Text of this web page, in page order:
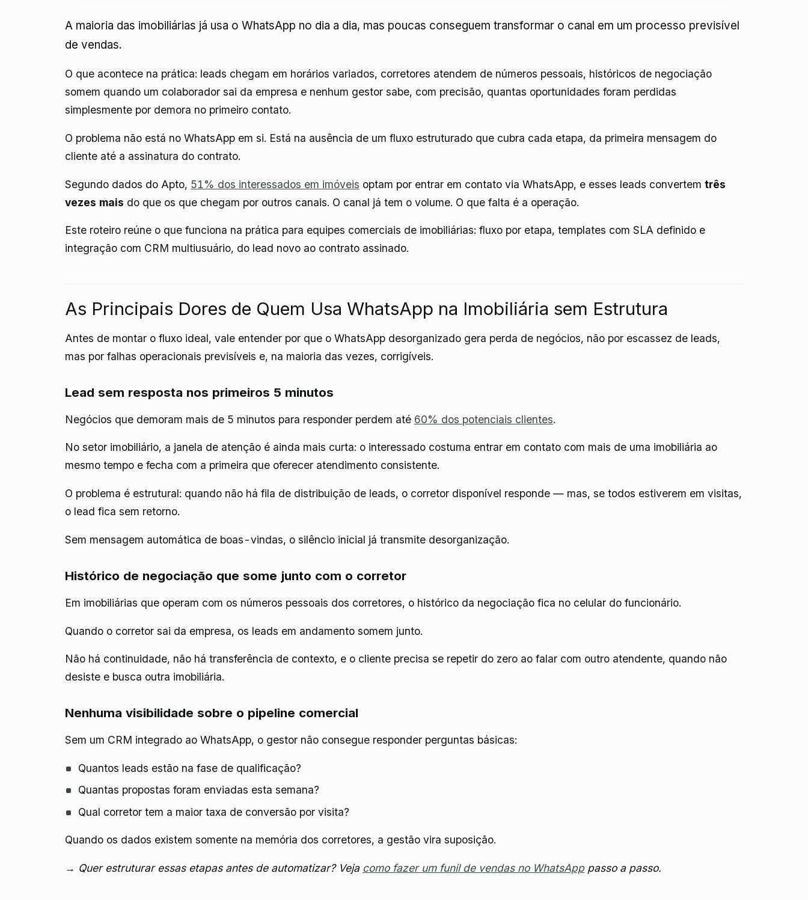
A maioria das imobiliárias já usa o WhatsApp no dia a dia, mas poucas conseguem transformar o canal em um processo previsível
de vendas.
O que acontece na prática: leads chegam em horários variados, corretores atendem de números pessoais, históricos de negociação
somem quando um colaborador sai da empresa e nenhum gestor sabe, com precisão, quantas oportunidades foram perdidas
simplesmente por demora no primeiro contato.
O problema não está no WhatsApp em si. Está na ausência de um fluxo estruturado que cubra cada etapa, da primeira mensagem do
cliente até a assinatura do contrato.
Segundo dados do Apto, 51% dos interessados em imóveis optam por entrar em contato via WhatsApp, e esses leads convertem três
vezes mais do que os que chegam por outros canais. O canal já tem o volume. O que falta é a operação.
Este roteiro reúne o que funciona na prática para equipes comerciais de imobiliárias: fluxo por etapa, templates com SLA definido e
integração com CRM multiusuário, do lead novo ao contrato assinado.
As Principais Dores de Quem Usa WhatsApp na Imobiliária sem Estrutura
Antes de montar o fluxo ideal, vale entender por que o WhatsApp desorganizado gera perda de negócios, não por escassez de leads,
mas por falhas operacionais previsíveis e, na maioria das vezes, corrigíveis.
Lead sem resposta nos primeiros 5 minutos
Negócios que demoram mais de 5 minutos para responder perdem até 60% dos potenciais clientes.
No setor imobiliário, a janela de atenção é ainda mais curta: o interessado costuma entrar em contato com mais de uma imobiliária ao
mesmo tempo e fecha com a primeira que oferecer atendimento consistente.
O problema é estrutural: quando não há fila de distribuição de leads, o corretor disponível responde — mas, se todos estiverem em visitas,
o lead fica sem retorno.
Sem mensagem automática de boas-vindas, o silêncio inicial já transmite desorganização.
Histórico de negociação que some junto com o corretor
Em imobiliárias que operam com os números pessoais dos corretores, o histórico da negociação fica no celular do funcionário.
Quando o corretor sai da empresa, os leads em andamento somem junto.
Não há continuidade, não há transferência de contexto, e o cliente precisa se repetir do zero ao falar com outro atendente, quando não
desiste e busca outra imobiliária.
Nenhuma visibilidade sobre o pipeline comercial
Sem um CRM integrado ao WhatsApp, o gestor não consegue responder perguntas básicas:
Quantos leads estão na fase de qualificação?
Quantas propostas foram enviadas esta semana?
Qual corretor tem a maior taxa de conversão por visita?
Quando os dados existem somente na memória dos corretores, a gestão vira suposição.
→ Quer estruturar essas etapas antes de automatizar? Veja como fazer um funil de vendas no WhatsApppasso a passo.